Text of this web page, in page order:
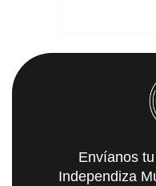
Envíanos
Independiza